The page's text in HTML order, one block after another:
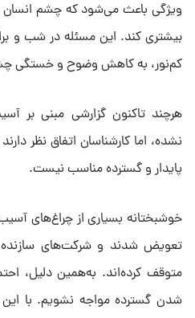
ویژگی باعث می‌شود که چشم انسان
بیشتری کند. این مسئله در شب و
کم‌نور، به کاهش وضوح و خستگی
هرچند تاکنون گزارشی مبنی بر
نشده، اما کارشناسان اتفاق نظر
پایدار و گسترده مناسب نیست.
خوشبختانه بسیاری از چراغ‌های
متوقف کرده‌اند. به‌همین دلیل،
شدن گسترده مواجه نشویم. با